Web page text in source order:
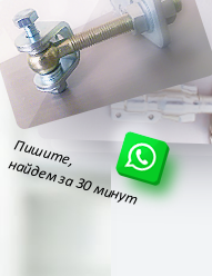
Пишите,
найдем за 30 минут